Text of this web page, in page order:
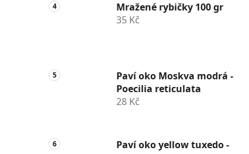
Mražené rybičky 100 gr
35 Kč
Paví oko Moskva modrá -
Poecilia reticulata
28 Kč
Paví oko yellow tuxedo -